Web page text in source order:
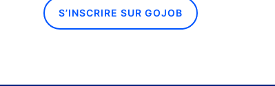
S’INSCRIRE SUR GOJOB